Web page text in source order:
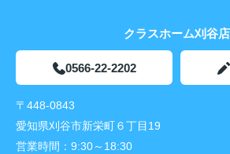
クラスホーム刈谷店
0566-22-2202
〒448-0843
愛知県刈谷市新栄町６丁目19
営業時間： 9:30～18:30